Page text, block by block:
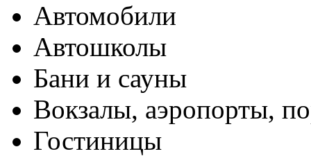
Автомобили
Автошколы
Бани и сауны
Вокзалы, аэропорты,
Гостиницы